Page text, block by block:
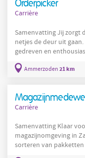
Orderpicker
Carrière
Samenvatting Jij zorgt
netjes de deur uit
gedreven en enthousiast
LogistiekMedewerker /
de bestellingen
Ammerzoden 21 km
Carrière
Samenvatting Klaar
magazijnomgeving in
sorteren van pakketten